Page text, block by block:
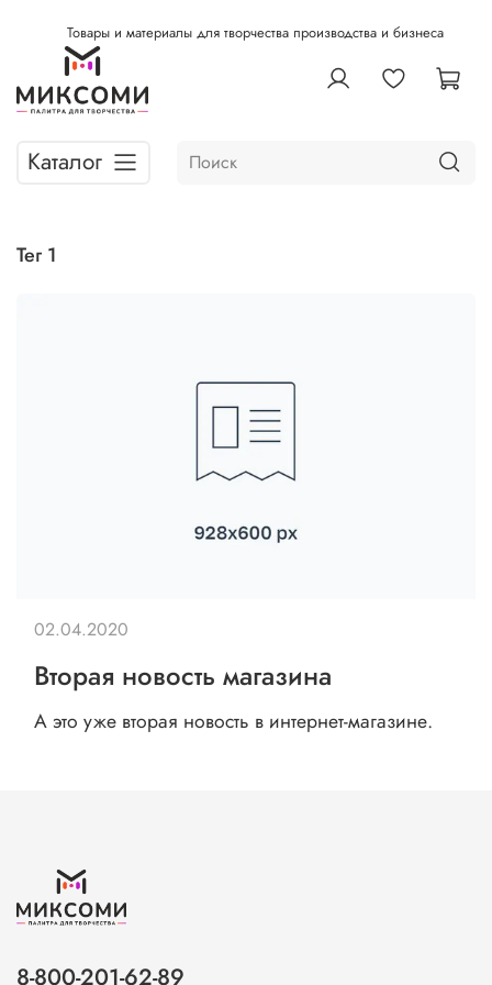
Товары и материалы для творчества производства и бизнеса
Каталог
тег 1
Вторая новость магазина
А это уже вторая новость в интернет-магазине.
02.04.2020
8-800-201-62-89